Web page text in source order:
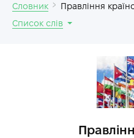
Словник
Правління
Список слів